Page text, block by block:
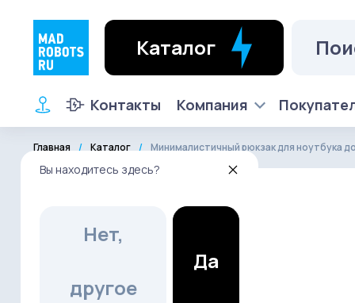
Вы находитесь здесь?
Нет,
другое
Да
Каталог
Контакты Компания
Главная Каталог Минималистичный рюкзак для ноутбука